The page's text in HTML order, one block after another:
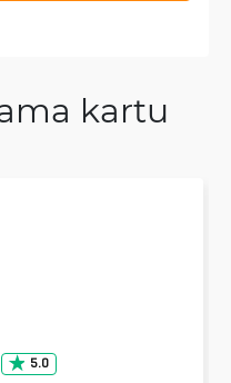
kartu
5.0